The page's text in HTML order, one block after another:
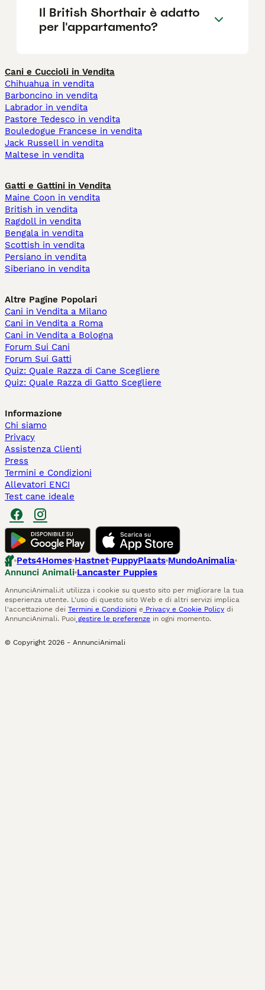
Il British Shorthair è adatto
per l'appartamento?
Cani e Cuccioli in Vendita
Chihuahua in vendita
Barboncino in vendita
Labrador in vendita
Pastore Tedesco in vendita
Bouledogue Francese in vendita
Jack Russell in vendita
Maltese in vendita
Gatti e Gattini in Vendita
Maine Coon in vendita
British in vendita
Ragdoll in vendita
Bengala in vendita
Scottish in vendita
Persiano in vendita
Siberiano in vendita
Altre Pagine Popolari
Cani in Vendita a Milano
Cani in Vendita a Roma
Cani in Vendita a Bologna
Forum Sui Cani
Forum Sui Gatti
Quiz: Quale Razza di Cane Scegliere
Quiz: Quale Razza di Gatto Scegliere
Informazione
Chi siamo
Privacy
Assistenza Clienti
Press
Termini e Condizioni
Allevatori ENCI
Test cane ideale
Pets4Homes Hastnet PuppyPlaats MundoAnimalia
Annunci Animali Lancaster Puppies
AnnunciAnimali.it utilizza i cookie su questo sito per migliorare la tua
esperienza utente. L'uso di questo sito Web e di altri servizi implica
l'accettazione dei Termini e Condizioni e Privacy e Cookie Policy di
AnnunciAnimali. Puoi gestire le preferenze in ogni momento.
© Copyright 2026 - AnnunciAnimali